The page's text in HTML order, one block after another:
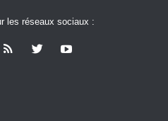
les réseaux sociaux :